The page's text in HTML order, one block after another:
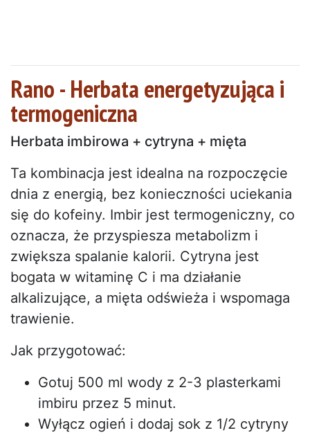
Rano - Herbata energetyzująca i
termogeniczna
Herbata imbirowa + cytryna + mięta
Ta kombinacja jest idealna na rozpoczęcie
dnia z energią, bez konieczności uciekania
się do kofeiny. Imbir jest termogeniczny, co
oznacza, że przyspiesza metabolizm i
zwiększa spalanie kalorii. Cytryna jest
bogata w witaminę C i ma działanie
alkalizujące, a mięta odświeża i wspomaga
trawienie.
Jak przygotować:
Gotuj 500 ml wody z 2-3 plasterkami
imbiru przez 5 minut.
Wyłącz ogień i dodaj sok z 1/2 cytryny